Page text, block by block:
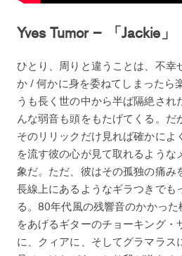
Yves Tumor – 「Jackie」
ひとり、周りと違うことは、不幸
か / 何かに身を委ねてしまったら
うも長く世の中から半ば隔絶され
んな弱音も頭をもたげてくる。だ
そのリリックだけ見れば確かによ
を流す彼の心が見て取れるような
象だ。ただ、彼はその孤独の痛み
長線上にあるようなギラつきでも
る。80年代風の残響音のかかっ
をあげるギターのチョーキング・
に、クィアに、そしてグラマラス